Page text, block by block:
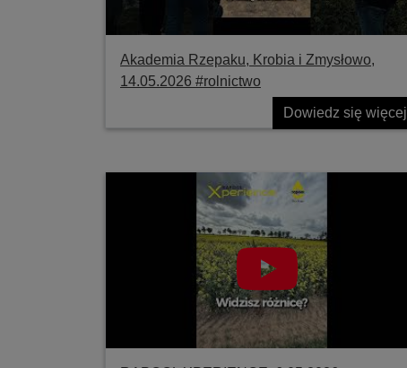
Akademia Rzepaku, Krobia i Zmysłowo,
14.05.2026 #rolnictwo
Dowiedz się więcej